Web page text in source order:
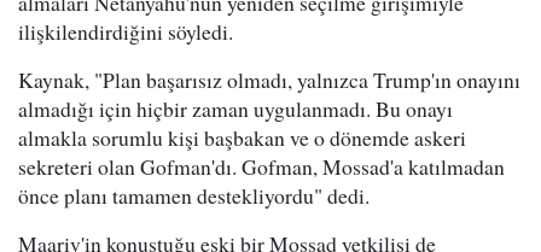
ilişkilendirdiğini söyledi.
Kaynak, "Plan başarısız olmadı, yalnızca Trump'ın onayını
almadığı için hiçbir zaman uygulanmadı. Bu onayı
almakla sorumlu kişi başbakan ve o dönemde askeri
sekreteri olan Gofman'dı. Gofman, Mossad'a katılmadan
önce planı tamamen destekliyordu" dedi.
Maariv'in konuştuğu eski bir Mossad yetkilisi de